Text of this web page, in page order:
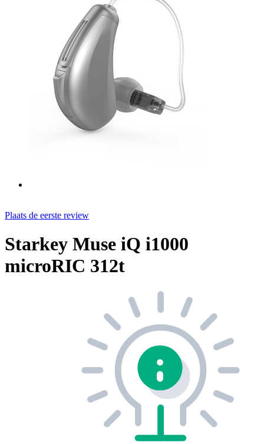
Plaats de eerste review
Starkey Muse iQ i1000
microRIC 312t